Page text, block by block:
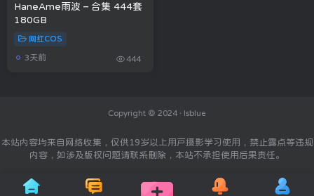
HaneAme雨波 – 合集 444套
180GB
网红COS
3天前 444
Copyright © 2024 · Isblue
本站内容均来自网络收集，仅供19岁以上用户摄影学习使用，禁止露点等违规
内容，如涉及版权问题请联系删除，本站不承担使用后果责任。